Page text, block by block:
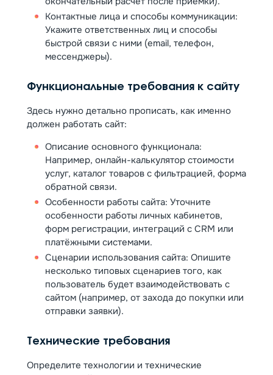
Контактные лица и способы коммуникации:
Укажите ответственных лиц и способы
быстрой связи с ними (email, телефон,
мессенджеры).
Функциональные требования к сайту
Здесь нужно детально прописать, как именно
должен работать сайт:
Описание основного функционала:
Например, онлайн-калькулятор стоимости
услуг, каталог товаров с фильтрацией, форма
обратной связи.
Особенности работы сайта: Уточните
особенности работы личных кабинетов,
форм регистрации, интеграций с CRM или
платёжными системами.
Сценарии использования сайта: Опишите
несколько типовых сценариев того, как
пользователь будет взаимодействовать с
сайтом (например, от захода до покупки или
отправки заявки).
Технические требования
Определите технологии и технические